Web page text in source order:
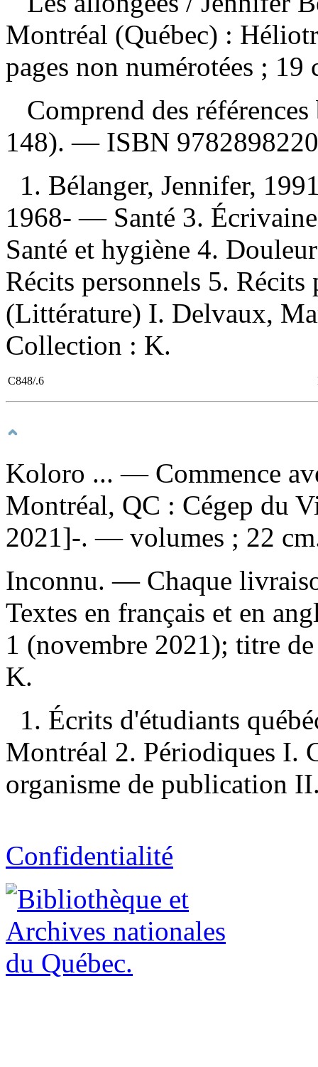
Montréal (Québec) :
pages non numérotées ;
Comprend des
148). — ISBN
1. Bélanger, Jennifer,
1968- — Santé 3.
Santé et hygiène 4.
Récits personnels 5. Récits
(Littérature) I. Delvaux,
Collection : K.
C848/.6
Koloro ... — Commence
Montréal, QC : Cégep du
2021]-. — volumes ; 22
Inconnu. — Chaque
Textes en français et en
1 (novembre 2021); titre
K.
1. Écrits d'étudiants
Montréal 2. Périodiques I.
organisme de publication
Confidentialité